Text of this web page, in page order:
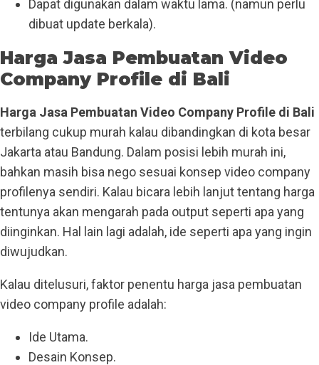
Dapat digunakan dalam waktu lama. (namun perlu
dibuat update berkala).
Harga Jasa Pembuatan Video
Company Profile di Bali
Harga Jasa Pembuatan Video Company Profile di Bali
terbilang cukup murah kalau dibandingkan di kota besar
Jakarta atau Bandung. Dalam posisi lebih murah ini,
bahkan masih bisa nego sesuai konsep video company
profilenya sendiri. Kalau bicara lebih lanjut tentang harga
tentunya akan mengarah pada output seperti apa yang
diinginkan. Hal lain lagi adalah, ide seperti apa yang ingin
diwujudkan.
Kalau ditelusuri, faktor penentu harga jasa pembuatan
video company profile adalah:
Ide Utama.
Desain Konsep.